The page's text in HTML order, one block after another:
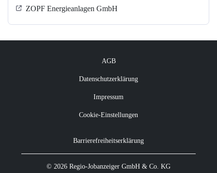
ZOPF Energieanlagen GmbH
AGB
Datenschutzerklärung
Impressum
Cookie-Einstellungen
Barrierefreiheitserklärung
© 2026 Regio-Jobanzeiger GmbH & Co. KG